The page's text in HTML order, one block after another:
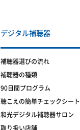
デジタル補聴器
補聴器選びの流れ
補聴器の種類
90日間プログラム
聴こえの簡単チェックシート
和光デジタル補聴器サロン
取り扱い店舗